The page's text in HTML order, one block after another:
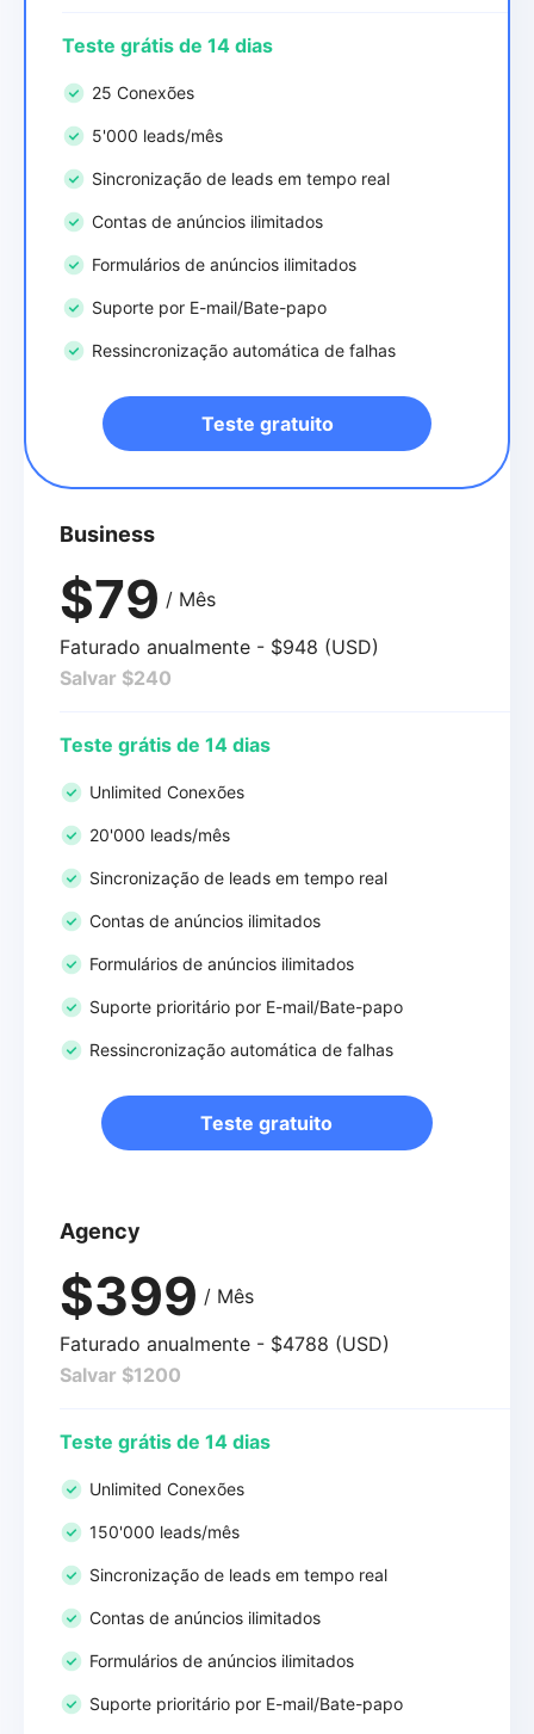
Teste grátis de 14 dias
25 Conexões
5'000 leads/mês
Sincronização de leads em tempo real
Contas de anúncios ilimitados
Formulários de anúncios ilimitados
Suporte por E-mail/Bate-papo
Ressincronização automática de falhas
Teste gratuito
Business
$79 / Mês
Faturado anualmente - $948 (USD)
Salvar $240
Teste grátis de 14 dias
Unlimited Conexões
20'000 leads/mês
Sincronização de leads em tempo real
Contas de anúncios ilimitados
Formulários de anúncios ilimitados
Suporte prioritário por E-mail/Bate-papo
Ressincronização automática de falhas
Teste gratuito
Agency
$399 / Mês
Faturado anualmente - $4788 (USD)
Salvar $1200
Teste grátis de 14 dias
Unlimited Conexões
150'000 leads/mês
Sincronização de leads em tempo real
Contas de anúncios ilimitados
Formulários de anúncios ilimitados
Suporte prioritário por E-mail/Bate-papo